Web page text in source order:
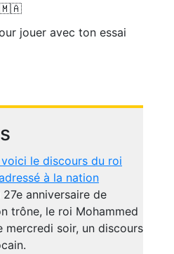
🇲🇦
jouer avec ton essai
le discours du roi
à la nation
anniversaire de
trône, le roi Mohammed
mercredi soir, un discours